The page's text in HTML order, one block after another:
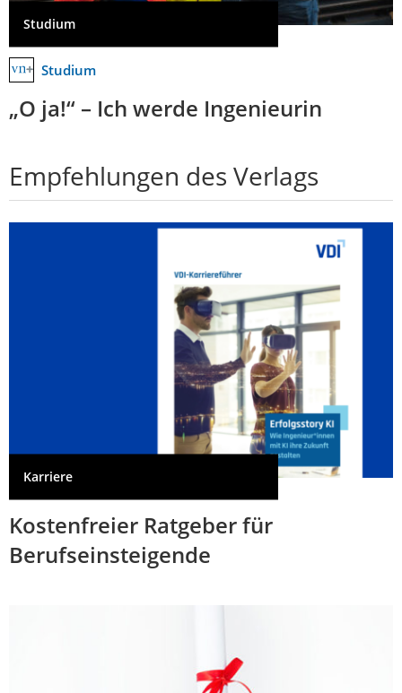
Studium
Studium
„O ja!“ – Ich werde Ingenieurin
Empfehlungen des Verlags
Karriere
Kostenfreier Ratgeber für
Berufseinsteigende